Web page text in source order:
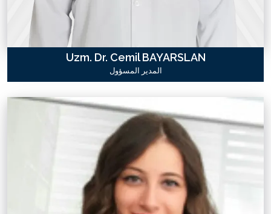
Uzm. Dr. Cemil BAYARSLAN
المدير المسؤول